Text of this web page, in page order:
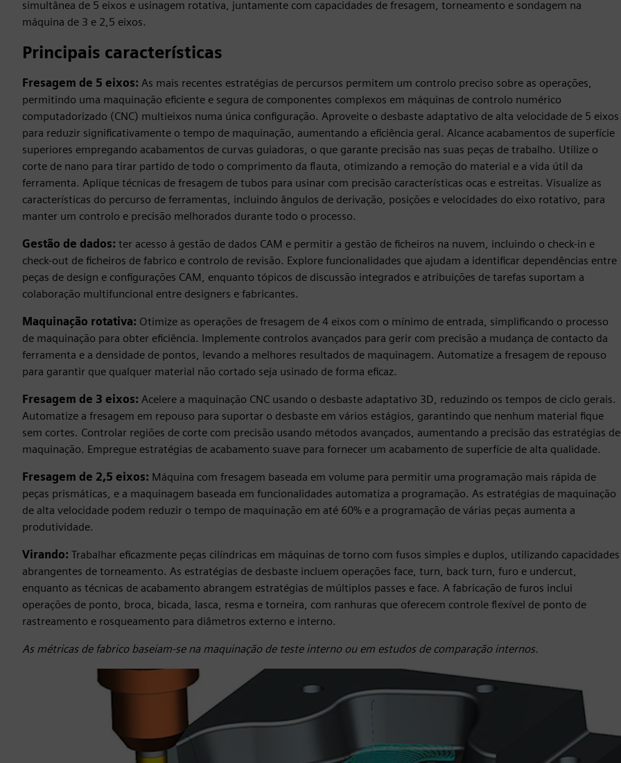
simultânea de 5 eixos e usinagem rotativa, juntamente com capacidades de fresagem, torneamento e sondagem na
máquina de 3 e 2,5 eixos.
Principais características
Fresagem de 5 eixos: As mais recentes estratégias de percursos permitem um controlo preciso sobre as operações,
permitindo uma maquinação eficiente e segura de componentes complexos em máquinas de controlo numérico
computadorizado (CNC) multieixos numa única configuração. Aproveite o desbaste adaptativo de alta velocidade de 5 eixos
para reduzir significativamente o tempo de maquinação, aumentando a eficiência geral. Alcance acabamentos de superfície
superiores empregando acabamentos de curvas guiadoras, o que garante precisão nas suas peças de trabalho. Utilize o
corte de nano para tirar partido de todo o comprimento da flauta, otimizando a remoção do material e a vida útil da
ferramenta. Aplique técnicas de fresagem de tubos para usinar com precisão características ocas e estreitas. Visualize as
características do percurso de ferramentas, incluindo ângulos de derivação, posições e velocidades do eixo rotativo, para
manter um controlo e precisão melhorados durante todo o processo.
Gestão de dados: ter acesso à gestão de dados CAM e permitir a gestão de ficheiros na nuvem, incluindo o check-in e
check-out de ficheiros de fabrico e controlo de revisão. Explore funcionalidades que ajudam a identificar dependências entre
peças de design e configurações CAM, enquanto tópicos de discussão integrados e atribuições de tarefas suportam a
colaboração multifuncional entre designers e fabricantes.
Maquinação rotativa: Otimize as operações de fresagem de 4 eixos com o mínimo de entrada, simplificando o processo
de maquinação para obter eficiência. Implemente controlos avançados para gerir com precisão a mudança de contacto da
ferramenta e a densidade de pontos, levando a melhores resultados de maquinagem. Automatize a fresagem de repouso
para garantir que qualquer material não cortado seja usinado de forma eficaz.
Fresagem de 3 eixos: Acelere a maquinação CNC usando o desbaste adaptativo 3D, reduzindo os tempos de ciclo gerais.
Automatize a fresagem em repouso para suportar o desbaste em vários estágios, garantindo que nenhum material fique
sem cortes. Controlar regiões de corte com precisão usando métodos avançados, aumentando a precisão das estratégias de
maquinação. Empregue estratégias de acabamento suave para fornecer um acabamento de superfície de alta qualidade.
Fresagem de 2,5 eixos: Máquina com fresagem baseada em volume para permitir uma programação mais rápida de
peças prismáticas, e a maquinagem baseada em funcionalidades automatiza a programação. As estratégias de maquinação
de alta velocidade podem reduzir o tempo de maquinação em até 60% e a programação de várias peças aumenta a
produtividade.
Virando: Trabalhar eficazmente peças cilíndricas em máquinas de torno com fusos simples e duplos, utilizando capacidades
abrangentes de torneamento. As estratégias de desbaste incluem operações face, turn, back turn, furo e undercut,
enquanto as técnicas de acabamento abrangem estratégias de múltiplos passes e face. A fabricação de furos inclui
operações de ponto, broca, bicada, lasca, resma e torneira, com ranhuras que oferecem controle flexível de ponto de
rastreamento e rosqueamento para diâmetros externo e interno.
As métricas de fabrico baseiam-se na maquinação de teste interno ou em estudos de comparação internos.